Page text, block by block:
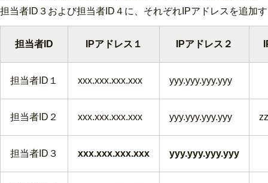
担当者ID３および担当者ID４に、それぞれIPアドレスを追加
担当者ID IPアドレス１ IPアドレス２
担当者ID１ xxx.xxx.xxx.xxx yyy.yyy.yyy.yyy
担当者ID２ xxx.xxx.xxx.xxx yyy.yyy.yyy.yyy
担当者ID３ xxx.xxx.xxx.xxx yyy.yyy.yyy.yyy